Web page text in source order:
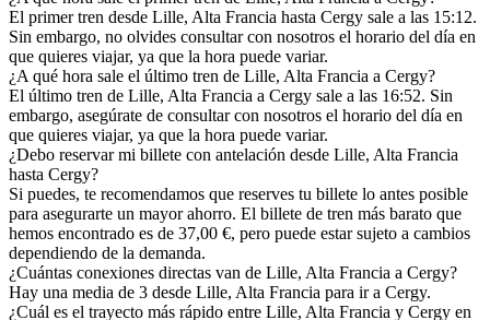
El primer tren desde Lille, Alta Francia hasta Cergy sale a las 15:12.
Sin embargo, no olvides consultar con nosotros el horario del día en
que quieres viajar, ya que la hora puede variar.
¿A qué hora sale el último tren de Lille, Alta Francia a Cergy?
El último tren de Lille, Alta Francia a Cergy sale a las 16:52. Sin
embargo, asegúrate de consultar con nosotros el horario del día en
que quieres viajar, ya que la hora puede variar.
¿Debo reservar mi billete con antelación desde Lille, Alta Francia
hasta Cergy?
Si puedes, te recomendamos que reserves tu billete lo antes posible
para asegurarte un mayor ahorro. El billete de tren más barato que
hemos encontrado es de 37,00 €, pero puede estar sujeto a cambios
dependiendo de la demanda.
¿Cuántas conexiones directas van de Lille, Alta Francia a Cergy?
Hay una media de 3 desde Lille, Alta Francia para ir a Cergy.
¿Cuál es el trayecto más rápido entre Lille, Alta Francia y Cergy en